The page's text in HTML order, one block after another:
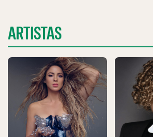
ARTISTAS